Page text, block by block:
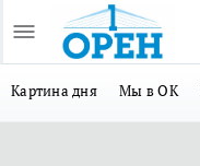
Картина дня Мы в ОК